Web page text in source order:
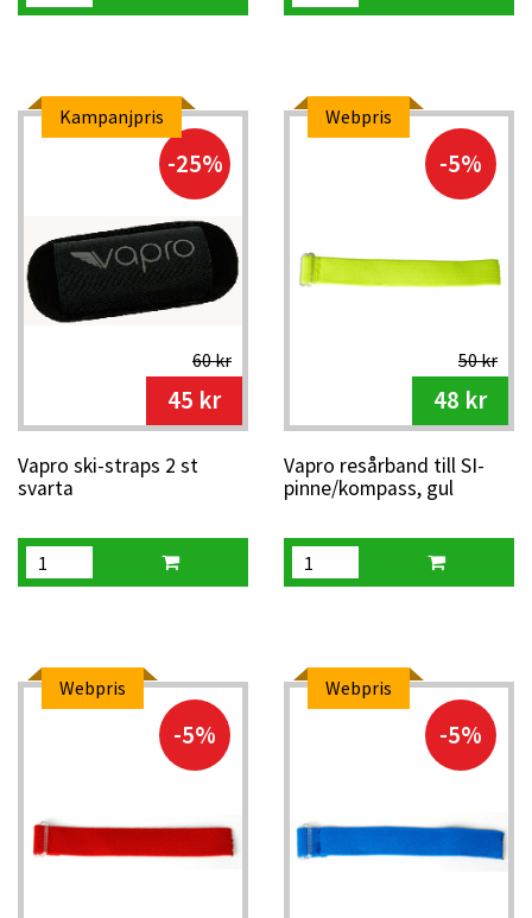
Kampanjpris
-25%
60 kr
45 kr
Vapro ski-straps 2 st
svarta
Webpris
-5%
50 kr
48 kr
Vapro resårband till SI-
pinne/kompass, gul
Webpris
-5%
Webpris
-5%